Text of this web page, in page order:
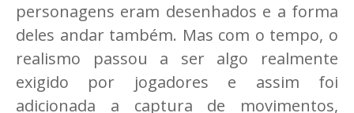
personagens eram desenhados e a forma
deles andar também. Mas com o tempo, o
realismo passou a ser algo realmente
exigido por jogadores e assim foi
adicionada a captura de movimentos,